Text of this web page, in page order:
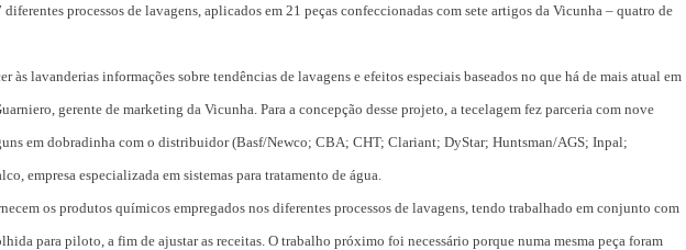
processos de lavagens, aplicados em 21 peças confeccionadas com sete artigos da Vicunha – quatro de
às lavanderias informações sobre tendências de lavagens e efeitos especiais baseados no que há de mais atual em
gerente de marketing da Vicunha. Para a concepção desse projeto, a tecelagem fez parceria com nove
em dobradinha com o distribuidor (Basf/Newco; CBA; CHT; Clariant; DyStar; Huntsman/AGS; Inpal;
empresa especializada em sistemas para tratamento de água.
os produtos químicos empregados nos diferentes processos de lavagens, tendo trabalhado em conjunto com
para piloto, a fim de ajustar as receitas. O trabalho próximo foi necessário porque numa mesma peça foram